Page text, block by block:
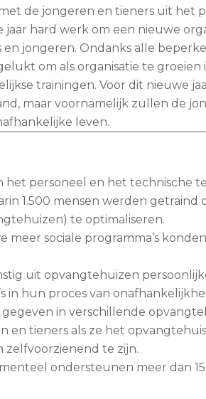
de jongeren en tieners uit het
hard werk om een nieuwe
jongeren. Ondanks alle
om als organisatie te groeien
trainingen. Voor dit nieuwe
maar voornamelijk zullen de
leven.
het personeel en het technische
1.500 mensen werden getraind
te optimaliseren.
meer sociale programma’s
uit opvangtehuizen
in hun proces van
in verschillende
en tieners als ze het
zelfvoorzienend te zijn.
ondersteunen meer dan